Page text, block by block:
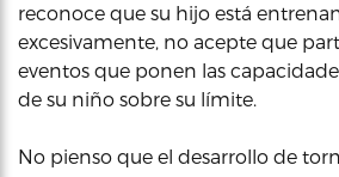
reconoce que su hijo está
excesivamente, no acepte que
eventos que ponen las
de su niño sobre su límite.
No pienso que el desarrollo de